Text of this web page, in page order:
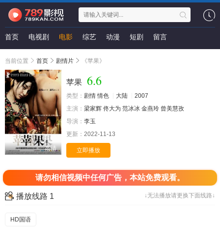
首页 电视剧 电影 综艺 动漫 短剧 留言
当前位置 首页 剧情片 《苹果》
高清
苹果 6.6
类型： 剧情 情色 大陆
2007
主演： 梁家辉 佟大为 范冰冰 金燕玲 曾美慧孜
导演： 李玉
更新： 2022-11-13
立即播放
请勿相信视频中任何广告，本站免费观看。
↓无法播放请更换下面线路↓
播放线路 1
HD国语